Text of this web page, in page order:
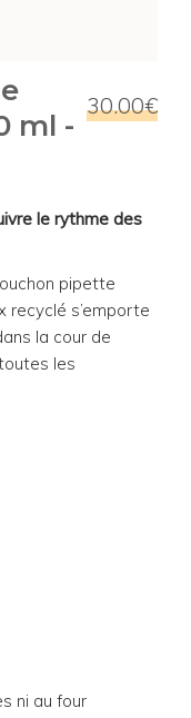
30.00€
ml -
le rythme des
pipette
recyclé s’emporte
la cour de
les
ni au four